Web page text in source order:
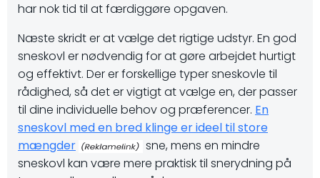
har nok tid til at færdiggøre opgaven.
Næste skridt er at vælge det rigtige udstyr. En god
sneskovl er nødvendig for at gøre arbejdet hurtigt
og effektivt. Der er forskellige typer sneskovle til
rådighed, så det er vigtigt at vælge en, der passer
til dine individuelle behov og præferencer. En
sneskovl med en bred klinge er ideel til store
mængder
sne, mens en mindre
sneskovl kan være mere praktisk til snerydning på